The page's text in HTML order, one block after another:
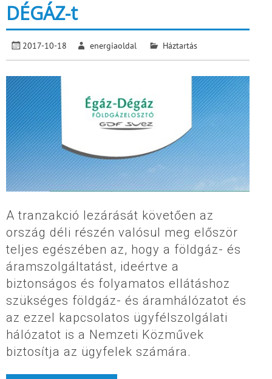
DÉGÁZ-t
2017-10-18 energiaoldal Háztartás
A tranzakció lezárását követően az
ország déli részén valósul meg először
teljes egészében az, hogy a földgáz- és
áramszolgáltatást, ideértve a
biztonságos és folyamatos ellátáshoz
szükséges földgáz- és áramhálózatot és
az ezzel kapcsolatos ügyfélszolgálati
hálózatot is a Nemzeti Közművek
biztosítja az ügyfelek számára.